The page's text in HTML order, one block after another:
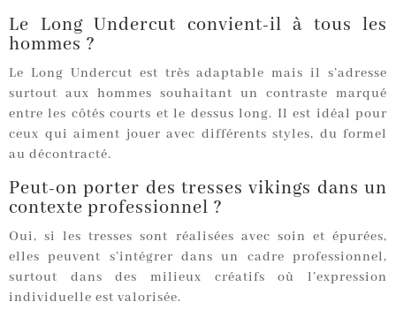
Le Long Undercut convient-il à tous les
hommes ?
Le Long Undercut est très adaptable mais il s’adresse
surtout aux hommes souhaitant un contraste marqué
entre les côtés courts et le dessus long. Il est idéal pour
ceux qui aiment jouer avec différents styles, du formel
au décontracté.
Peut-on porter des tresses vikings dans un
contexte professionnel ?
Oui, si les tresses sont réalisées avec soin et épurées,
elles peuvent s’intégrer dans un cadre professionnel,
surtout dans des milieux créatifs où l’expression
individuelle est valorisée.